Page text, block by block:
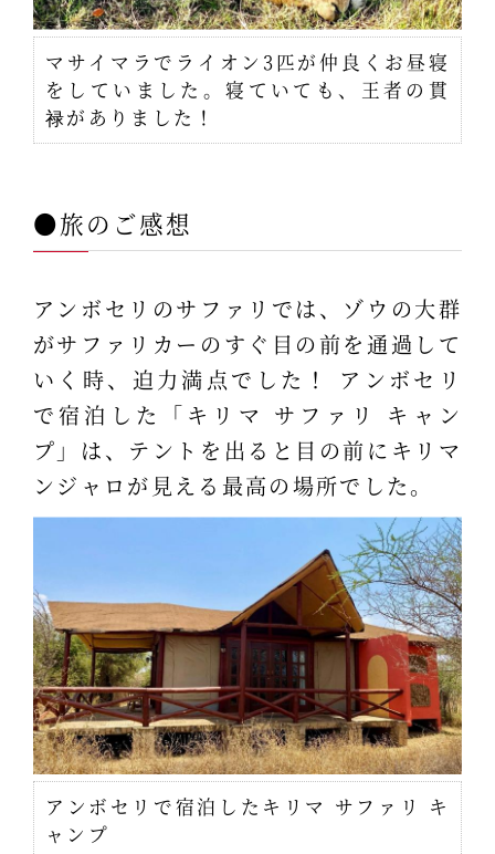
マサイマラでライオン3匹が仲良くお昼寝
をしていました。寝ていても、王者の貫
禄がありました！
●旅のご感想
アンボセリのサファリでは、ゾウの大群
がサファリカーのすぐ目の前を通過して
いく時、迫力満点でした！ アンボセリ
で宿泊した「キリマ サファリ キャン
プ」は、テントを出ると目の前にキリマ
ンジャロが見える最高の場所でした。
アンボセリで宿泊したキリマ サファリ キ
ャンプ